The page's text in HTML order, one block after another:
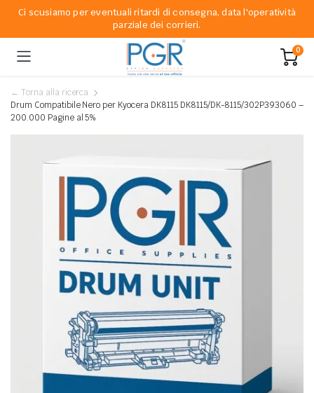
Ci scusiamo per eventuali ritardi di consegna, data l'operatività
parziale dei corrieri.
0
← Torna alla ricerca
Drum Compatibile Nero per Kyocera DK8115 DK8115/DK-8115/302P393060 –
200.000 Pagine al 5%